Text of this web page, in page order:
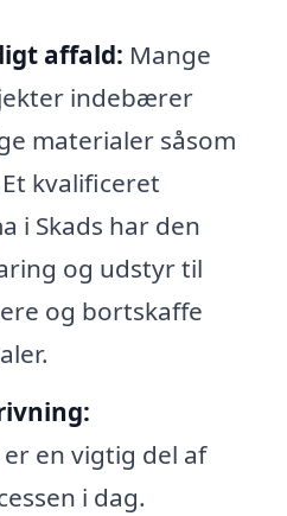
affald: Mange
indebærer
materialer såsom
kvalificeret
i Skads har den
og udstyr til
og bortskaffe
en vigtig del af
i dag.